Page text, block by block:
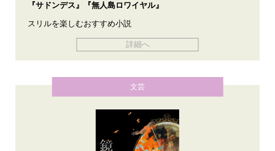
『サドンデス』『無人島ロワイヤル』
スリルを楽しむおすすめ小説
詳細へ
文芸